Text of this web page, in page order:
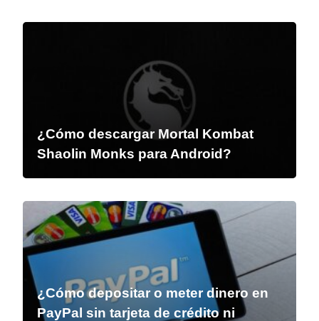
¿Cómo descargar Mortal Kombat
Shaolin Monks para Android?
¿Cómo depositar o meter dinero en
PayPal sin tarjeta de crédito ni